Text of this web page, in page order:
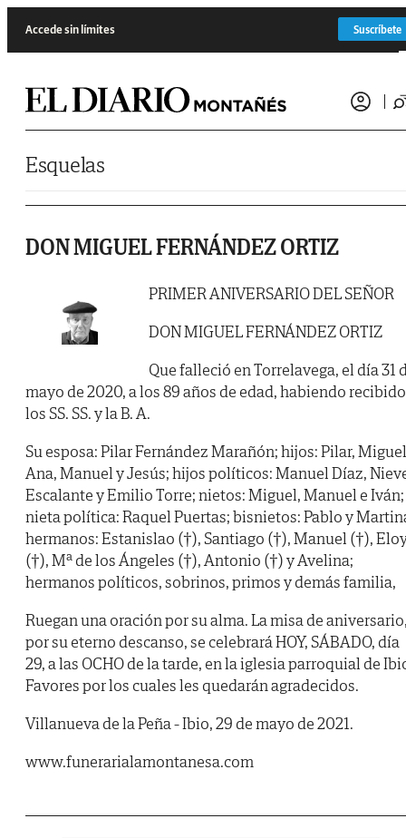
Accede sin límites Suscríbete
Esquelas
DON MIGUEL FERNÁNDEZ ORTIZ
PRIMER ANIVERSARIO DEL SEÑOR
DON MIGUEL FERNÁNDEZ ORTIZ
Que falleció en Torrelavega, el día 31
mayo de 2020, a los 89 años de edad, habiendo recibido
los SS. SS. y la B. A.
Su esposa: Pilar Fernández Marañón; hijos: Pilar,
Ana, Manuel y Jesús; hijos políticos: Manuel Díaz,
Escalante y Emilio Torre; nietos: Miguel, Manuel e Iván;
nieta política: Raquel Puertas; bisnietos: Pablo y
hermanos: Estanislao (†), Santiago (†), Manuel (†),
(†), Mª de los Ángeles (†), Antonio (†) y Avelina;
hermanos políticos, sobrinos, primos y demás familia,
Ruegan una oración por su alma. La misa de
por su eterno descanso, se celebrará HOY, SÁBADO, día
29, a las OCHO de la tarde, en la iglesia parroquial de
Favores por los cuales les quedarán agradecidos.
Villanueva de la Peña - Ibio, 29 de mayo de 2021.
www.funerarialamontanesa.com